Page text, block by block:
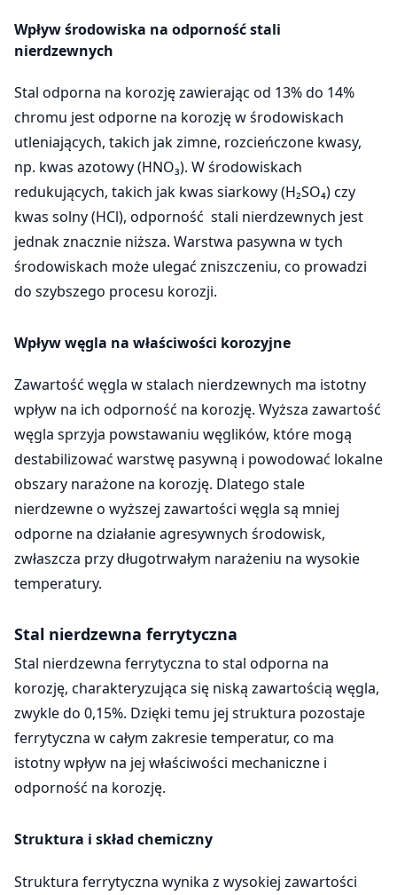
Wpływ środowiska na odporność stali
nierdzewnych
Stal odporna na korozję zawierając od 13% do 14%
chromu jest odporne na korozję w środowiskach
utleniających, takich jak zimne, rozcieńczone kwasy,
np. kwas azotowy (HNO₃). W środowiskach
redukujących, takich jak kwas siarkowy (H₂SO₄) czy
kwas solny (HCl), odporność stali nierdzewnych jest
jednak znacznie niższa. Warstwa pasywna w tych
środowiskach może ulegać zniszczeniu, co prowadzi
do szybszego procesu korozji.
Wpływ węgla na właściwości korozyjne
Zawartość węgla w stalach nierdzewnych ma istotny
wpływ na ich odporność na korozję. Wyższa zawartość
węgla sprzyja powstawaniu węglików, które mogą
destabilizować warstwę pasywną i powodować lokalne
obszary narażone na korozję. Dlatego stale
nierdzewne o wyższej zawartości węgla są mniej
odporne na działanie agresywnych środowisk,
zwłaszcza przy długotrwałym narażeniu na wysokie
temperatury.
Stal nierdzewna ferrytyczna
Stal nierdzewna ferrytyczna to stal odporna na
korozję, charakteryzująca się niską zawartością węgla,
zwykle do 0,15%. Dzięki temu jej struktura pozostaje
ferrytyczna w całym zakresie temperatur, co ma
istotny wpływ na jej właściwości mechaniczne i
odporność na korozję.
Struktura i skład chemiczny
Struktura ferrytyczna wynika z wysokiej zawartości